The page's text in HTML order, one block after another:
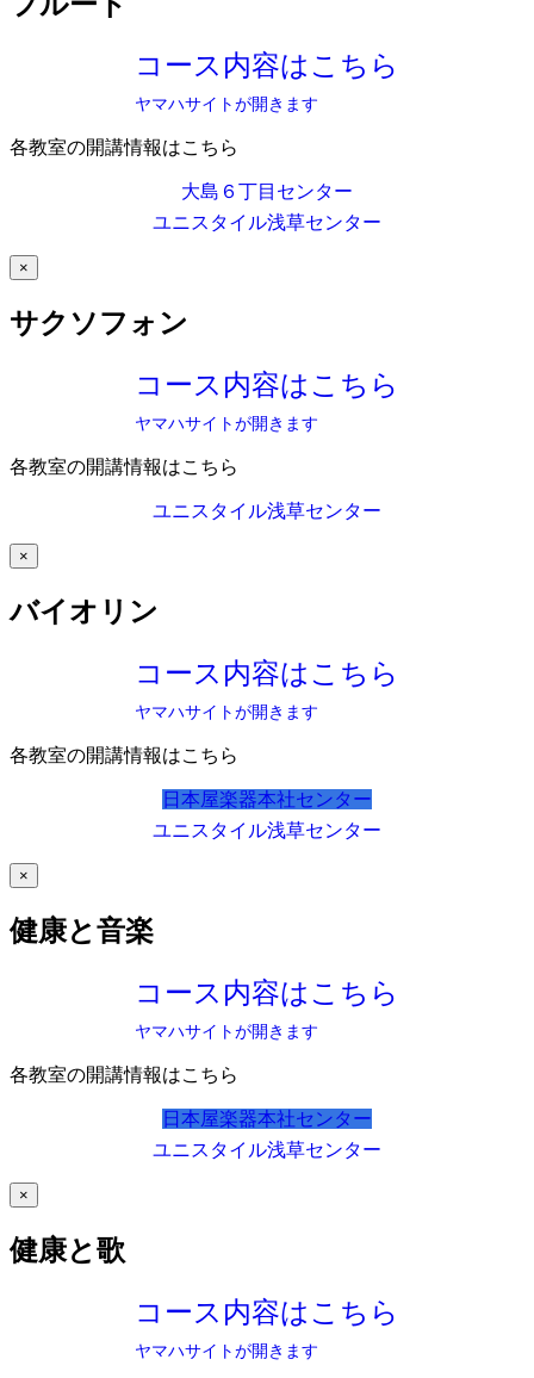
コース内容はこちら
ヤマハサイトが開きます
各教室の開講情報はこちら
大島６丁目センター
ユニスタイル浅草センター
×
サクソフォン
コース内容はこちら
ヤマハサイトが開きます
各教室の開講情報はこちら
ユニスタイル浅草センター
×
バイオリン
コース内容はこちら
ヤマハサイトが開きます
各教室の開講情報はこちら
日本屋楽器本社センター
ユニスタイル浅草センター
×
健康と音楽
コース内容はこちら
ヤマハサイトが開きます
各教室の開講情報はこちら
日本屋楽器本社センター
ユニスタイル浅草センター
×
健康と歌
コース内容はこちら
ヤマハサイトが開きます